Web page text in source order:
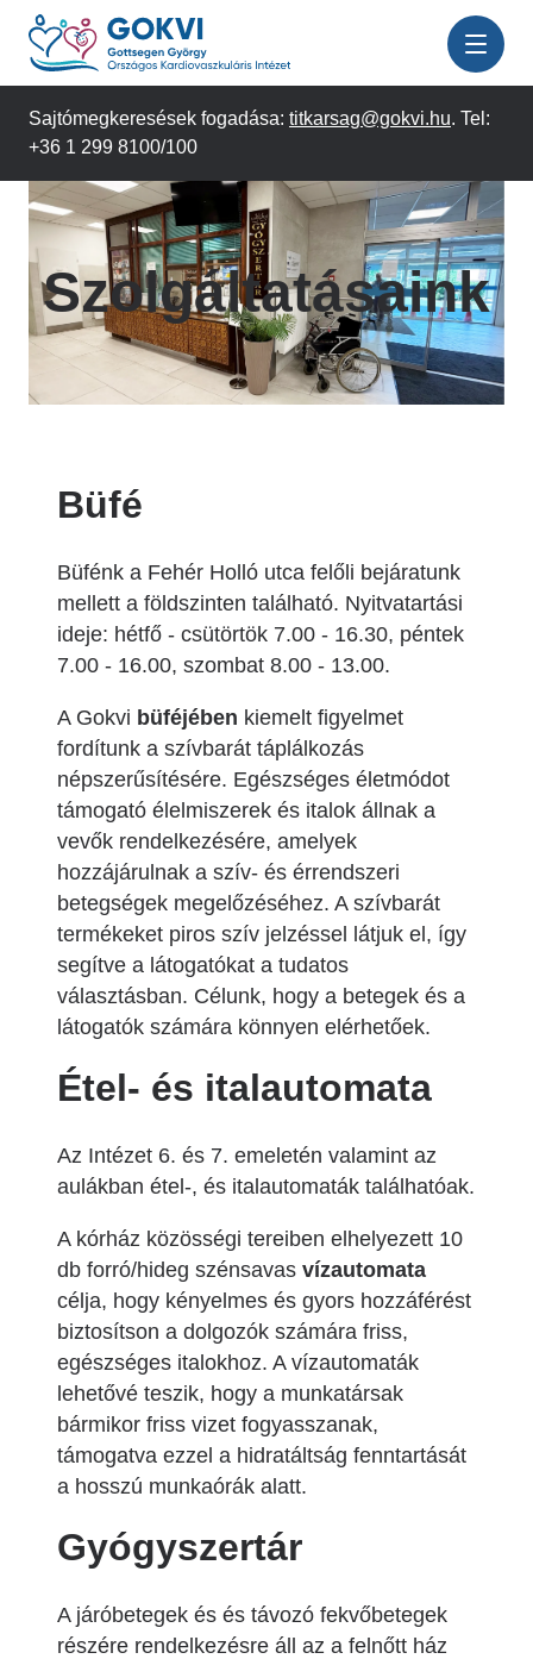
Ugrás
tartalomra
Sajtómegkeresések fogadása: titkarsag@gokvi.hu. Tel:
+36 1 299 8100/100
Szolgáltatásaink
Büfé
Büfénk a Fehér Holló utca felőli bejáratunk
mellett a földszinten található. Nyitvatartási
ideje: hétfő - csütörtök 7.00 - 16.30, péntek
7.00 - 16.00, szombat 8.00 - 13.00.
A Gokvi büféjében kiemelt figyelmet
fordítunk a szívbarát táplálkozás
népszerűsítésére. Egészséges életmódot
támogató élelmiszerek és italok állnak a
vevők rendelkezésére, amelyek
hozzájárulnak a szív- és érrendszeri
betegségek megelőzéséhez. A szívbarát
termékeket piros szív jelzéssel látjuk el, így
segítve a látogatókat a tudatos
választásban. Célunk, hogy a betegek és a
látogatók számára könnyen elérhetőek.
Étel- és italautomata
Az Intézet 6. és 7. emeletén valamint az
aulákban étel-, és italautomaták találhatóak.
A kórház közösségi tereiben elhelyezett 10
db forró/hideg szénsavas vízautomata
célja, hogy kényelmes és gyors hozzáférést
biztosítson a dolgozók számára friss,
egészséges italokhoz. A vízautomaták
lehetővé teszik, hogy a munkatársak
bármikor friss vizet fogyasszanak,
támogatva ezzel a hidratáltság fenntartását
a hosszú munkaórák alatt.
Gyógyszertár
A járóbetegek és és távozó fekvőbetegek
részére rendelkezésre áll az a felnőtt ház